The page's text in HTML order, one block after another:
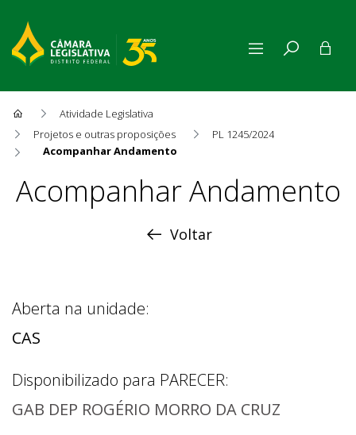
Atividade Legislativa
Projetos e outras proposições
PL 1245/2024
Acompanhar Andamento
Acompanhar Andamento
Acompanhar Andamento
Voltar
Aberta na unidade:
CAS
Disponibilizado para PARECER:
GAB DEP ROGÉRIO MORRO DA CRUZ